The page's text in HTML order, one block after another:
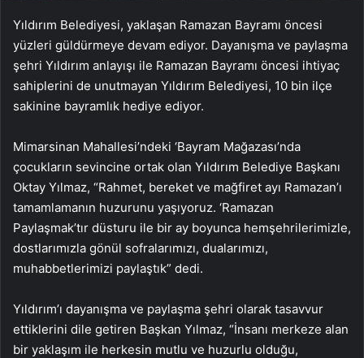
Yıldırım Belediyesi, yaklaşan Ramazan Bayramı öncesi
yüzleri güldürmeye devam ediyor. Dayanışma ve paylaşma
şehri Yıldırım anlayışı ile Ramazan Bayramı öncesi ihtiyaç
sahiplerini de unutmayan Yıldırım Belediyesi, 10 bin ilçe
sakinine bayramlık hediye ediyor.
Mimarsinan Mahallesi’ndeki ‘Bayram Mağazası’nda
çocukların sevincine ortak olan Yıldırım Belediye Başkanı
Oktay Yılmaz, “Rahmet, bereket ve mağfiret ayı Ramazan’ı
tamamlamanın huzurunu yaşıyoruz. ‘Ramazan
Paylaşmak’tır düsturu ile bir ay boyunca hemşehrilerimizle,
dostlarımızla gönül sofralarımızı, dualarımızı,
muhabbetlerimizi paylaştık” dedi.
Yıldırım’ı dayanışma ve paylaşma şehri olarak tasavvur
ettiklerini dile getiren Başkan Yılmaz, “İnsanı merkeze alan
bir yaklaşım ile herkesin mutlu ve huzurlu olduğu,